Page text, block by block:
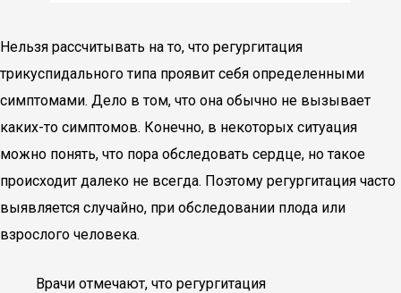
Нельзя рассчитывать на то, что регургитация
трикуспидального типа проявит себя определенными
симптомами. Дело в том, что она обычно не вызывает
каких-то симптомов. Конечно, в некоторых ситуация
можно понять, что пора обследовать сердце, но такое
происходит далеко не всегда. Поэтому регургитация часто
выявляется случайно, при обследовании плода или
взрослого человека.
Врачи отмечают, что регургитация